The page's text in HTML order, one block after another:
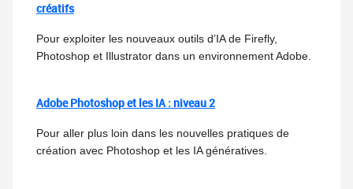
créatifs
Pour exploiter les nouveaux outils d’IA de Firefly,
Photoshop et Illustrator dans un environnement Adobe.
Adobe Photoshop et les IA : niveau 2
Pour aller plus loin dans les nouvelles pratiques de
création avec Photoshop et les IA génératives.